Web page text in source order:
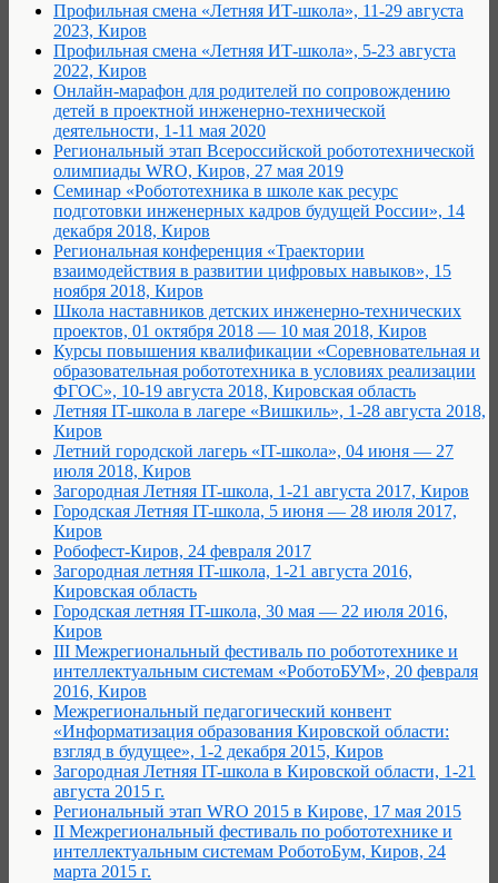
Профильная смена «Летняя ИТ-школа», 11-29 августа
2023, Киров
Профильная смена «Летняя ИТ-школа», 5-23 августа
2022, Киров
Онлайн-марафон для родителей по сопровождению
детей в проектной инженерно-технической
деятельности, 1-11 мая 2020
Региональный этап Всероссийской робототехнической
олимпиады WRO, Киров, 27 мая 2019
Семинар «Робототехника в школе как ресурс
подготовки инженерных кадров будущей России», 14
декабря 2018, Киров
Региональная конференция «Траектории
взаимодействия в развитии цифровых навыков», 15
ноября 2018, Киров
Школа наставников детских инженерно-технических
проектов, 01 октября 2018 — 10 мая 2018, Киров
Курсы повышения квалификации «Соревновательная и
образовательная робототехника в условиях реализации
ФГОС», 10-19 августа 2018, Кировская область
Летняя IT-школа в лагере «Вишкиль», 1-28 августа 2018,
Киров
Летний городской лагерь «IT-школа», 04 июня — 27
июля 2018, Киров
Загородная Летняя IT-школа, 1-21 августа 2017, Киров
Городская Летняя IT-школа, 5 июня — 28 июля 2017,
Киров
Робофест-Киров, 24 февраля 2017
Загородная летняя IT-школа, 1-21 августа 2016,
Кировская область
Городская летняя IT-школа, 30 мая — 22 июля 2016,
Киров
III Межрегиональный фестиваль по робототехнике и
интеллектуальным системам «РоботоБУМ», 20 февраля
2016, Киров
Межрегиональный педагогический конвент
«Информатизация образования Кировской области:
взгляд в будущее», 1-2 декабря 2015, Киров
Загородная Летняя IT-школа в Кировской области, 1-21
августа 2015 г.
Региональный этап WRO 2015 в Кирове, 17 мая 2015
II Межрегиональный фестиваль по робототехнике и
интеллектуальным системам РоботоБум, Киров, 24
марта 2015 г.